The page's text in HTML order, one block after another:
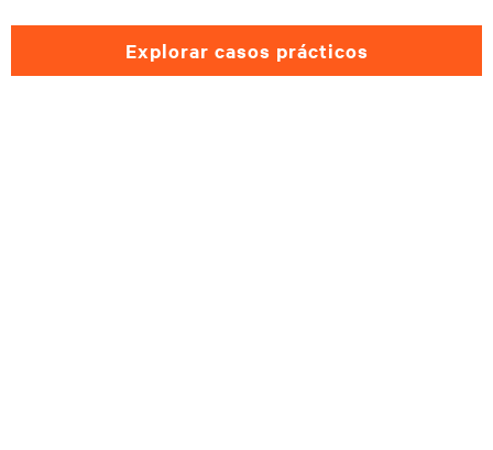
explorar casos prácticos